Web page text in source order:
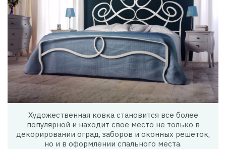
Художественная ковка становится все более
популярной и находит свое место не только в
декорировании оград, заборов и оконных решеток,
но и в оформлении спального места.